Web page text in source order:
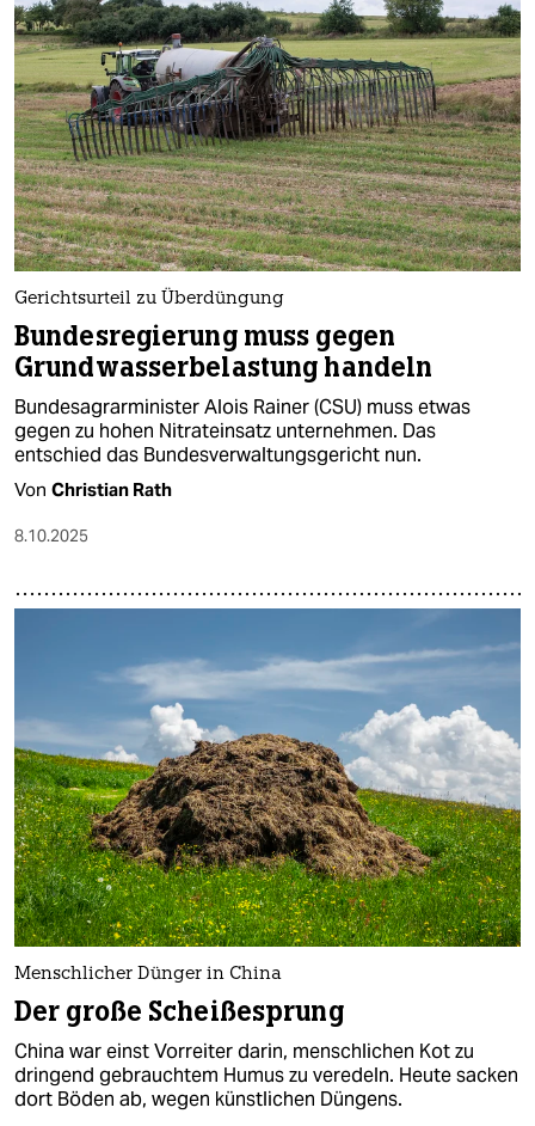
Gerichtsurteil zu Überdüngung
Bundesregierung muss gegen
Grundwasserbelastung handeln
Bundesagrarminister Alois Rainer (CSU) muss etwas
gegen zu hohen Nitrateinsatz unternehmen. Das
entschied das Bundesverwaltungsgericht nun.
Von Christian Rath
8.10.2025
Menschlicher Dünger in China
Der große Scheißesprung
China war einst Vorreiter darin, menschlichen Kot zu
dringend gebrauchtem Humus zu veredeln. Heute sacken
dort Böden ab, wegen künstlichen Düngens.